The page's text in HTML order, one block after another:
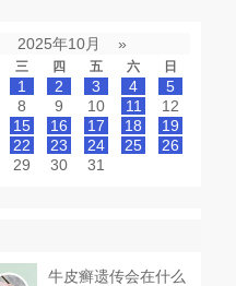
2025年10月 »
三 四 五 六 日
1 2 3 4
5
8 9 10 11
12
15 16 17 18
19
22 23 24 25
26
29 30 31
牛皮癣遗传会在什么